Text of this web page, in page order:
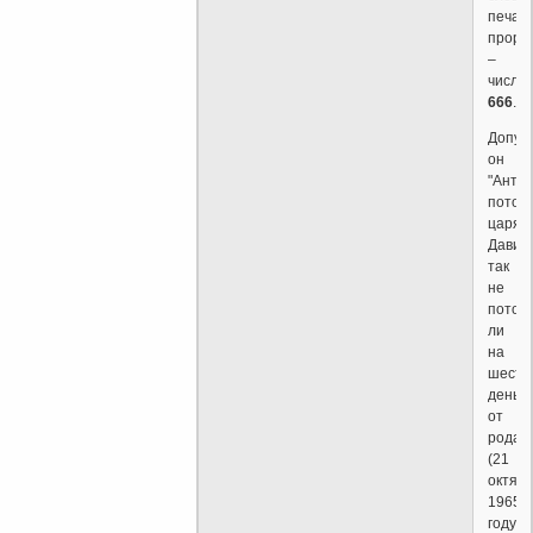
печать
–
число
666.
он
царя
так
не
ли
на
день
от
рода
(21
1965
году)